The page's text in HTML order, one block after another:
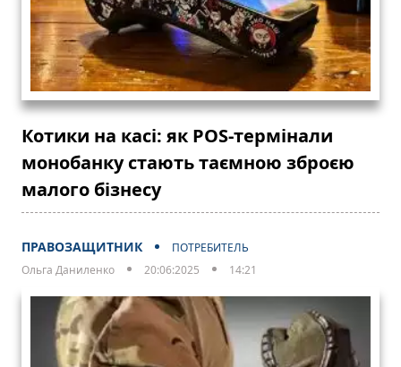
Котики на касі: як POS-термінали
монобанку стають таємною зброєю
малого бізнесу
ПРАВОЗАЩИТНИК
ПОТРЕБИТЕЛЬ
Ольга Даниленко
20:06:2025 14:21